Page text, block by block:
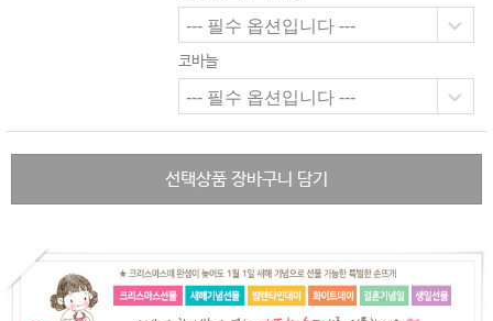
코바늘
선택상품 장바구니 담기